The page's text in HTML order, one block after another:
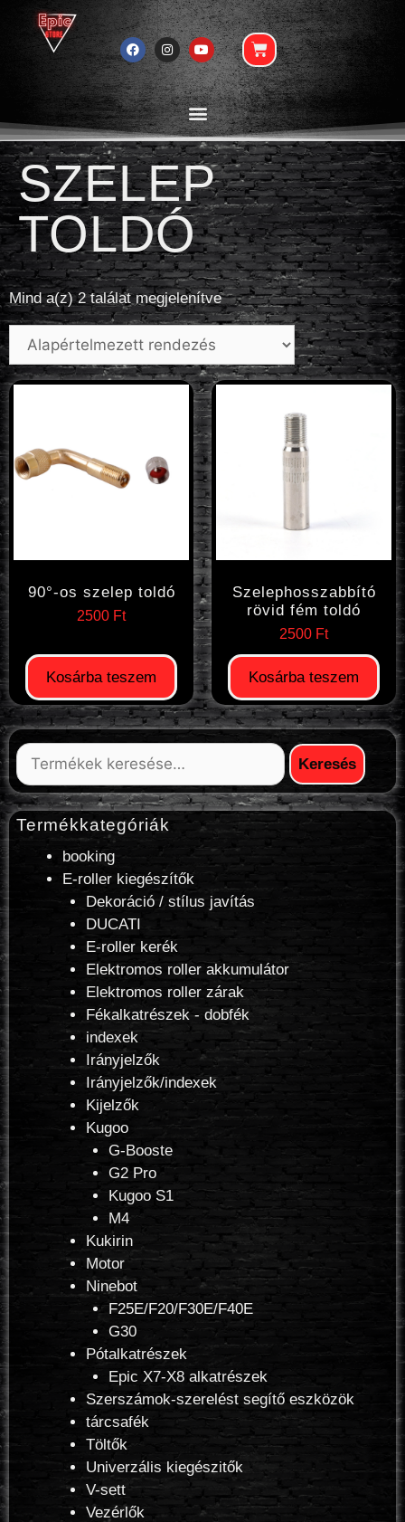
SZELEP
TOLDÓ
Mind a(z) 2 találat megjelenítve
90°-os szelep toldó
2500 Ft
Kosárba teszem
Szelephosszabbító
rövid fém toldó
2500 Ft
Kosárba teszem
Keresés
Termékkategóriák
booking
E-roller kiegészítők
Dekoráció / stílus javítás
DUCATI
E-roller kerék
Elektromos roller akkumulátor
Elektromos roller zárak
Fékalkatrészek - dobfék
indexek
Irányjelzők
Irányjelzők/indexek
Kijelzők
Kugoo
G-Booste
G2 Pro
Kugoo S1
M4
Kukirin
Motor
Ninebot
F25E/F20/F30E/F40E
G30
Pótalkatrészek
Epic X7-X8 alkatrészek
Szerszámok-szerelést segítő eszközök
tárcsafék
Töltők
Univerzális kiegészitők
V-sett
Vezérlők